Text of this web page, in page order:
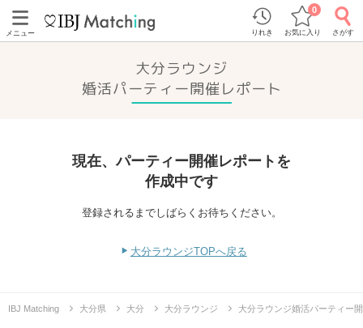
メニュー りれき お気に入り
0
さがす
大分ラウンジ
婚活パーティー開催レポート
現在、パーティー開催レポートを
作成中です
登録されるまでしばらくお待ちください。
大分ラウンジTOPへ戻る
IBJ Matching 大分県 大分 大分ラウンジ 大分ラウンジ婚活パーティー